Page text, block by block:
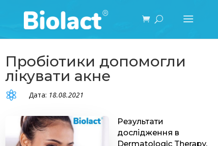
Пробіотики допомогли
лікувати акне
 Дата: 18.08.2021
Результати
дослідження в
Dermatologic Therapy,